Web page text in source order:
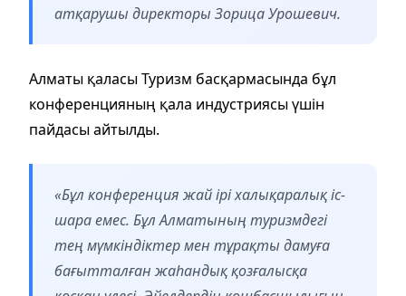
атқарушы директоры Зорица Урошевич.
Алматы қаласы Туризм басқармасында бұл
конференцияның қала индустриясы үшін
пайдасы айтылды.
«Бұл конференция жай ірі халықаралық іс-
шара емес. Бұл Алматының туризмдегі
тең мүмкіндіктер мен тұрақты дамуға
бағытталған жаһандық қозғалысқа